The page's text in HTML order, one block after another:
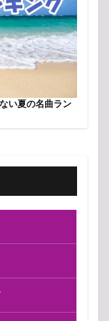
い夏の名曲ラン